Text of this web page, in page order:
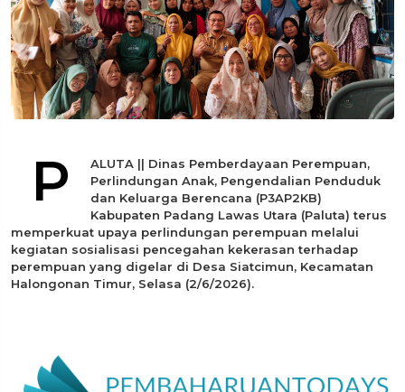
P
ALUTA || Dinas Pemberdayaan Perempuan,
Perlindungan Anak, Pengendalian Penduduk
dan Keluarga Berencana (P3AP2KB)
Kabupaten Padang Lawas Utara (Paluta) terus
memperkuat upaya perlindungan perempuan melalui
kegiatan sosialisasi pencegahan kekerasan terhadap
perempuan yang digelar di Desa Siatcimun, Kecamatan
Halongonan Timur, Selasa (2/6/2026).